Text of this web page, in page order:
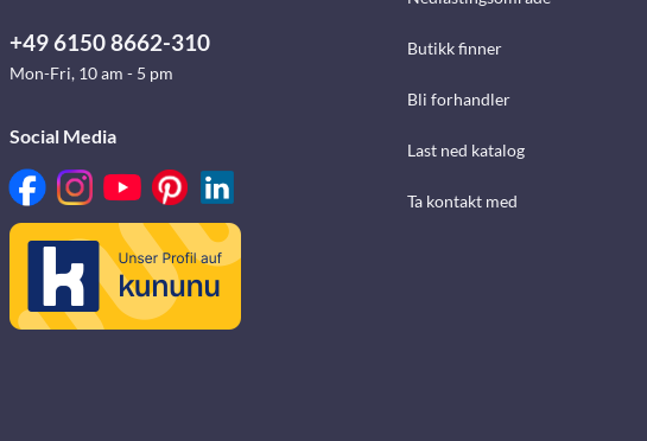
+49 6150 8662-310
Mon-Fri, 10 am - 5 pm
Social Media
Butikk finner
Bli forhandler
Last ned katalog
Ta kontakt med